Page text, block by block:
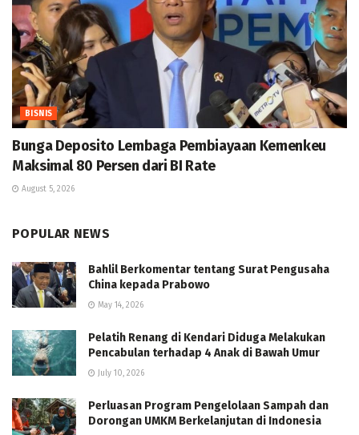
BISNIS
Bunga Deposito Lembaga Pembiayaan Kemenkeu
Maksimal 80 Persen dari BI Rate
August 5, 2026
POPULAR NEWS
Bahlil Berkomentar tentang Surat Pengusaha
China kepada Prabowo
May 14, 2026
Pelatih Renang di Kendari Diduga Melakukan
Pencabulan terhadap 4 Anak di Bawah Umur
July 10, 2026
Perluasan Program Pengelolaan Sampah dan
Dorongan UMKM Berkelanjutan di Indonesia